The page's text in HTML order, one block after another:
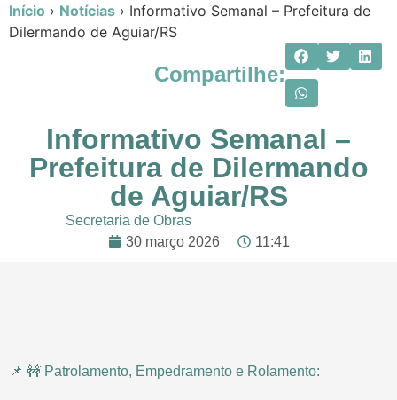
Início › Notícias › Informativo Semanal – Prefeitura de
Dilermando de Aguiar/RS
Compartilhe:
Informativo Semanal –
Prefeitura de Dilermando
de Aguiar/RS
Secretaria de Obras
30 março 2026
11:41
📌 🚧 Patrolamento, Empedramento e Rolamento: